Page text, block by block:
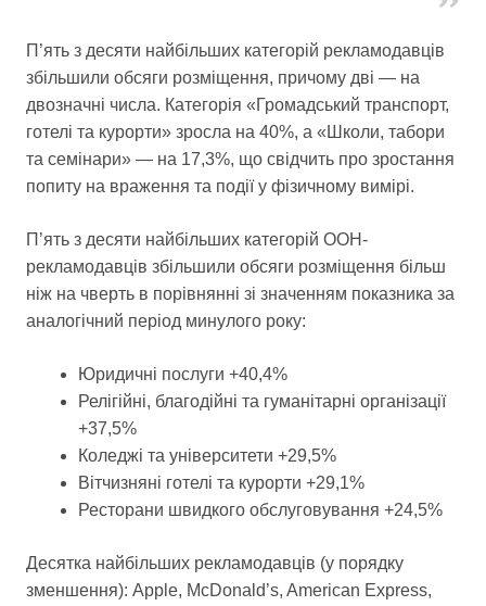
П’ять з десяти найбільших категорій рекламодавців
збільшили обсяги розміщення, причому дві — на
двозначні числа. Категорія «Громадський транспорт,
готелі та курорти» зросла на 40%, а «Школи, табори
та семінари» — на 17,3%, що свідчить про зростання
попиту на враження та події у фізичному вимірі.
П’ять з десяти найбільших категорій OOH-
рекламодавців збільшили обсяги розміщення більш
ніж на чверть в порівнянні зі значенням показника за
аналогічний період минулого року:
Юридичні послуги +40,4%
Релігійні, благодійні та гуманітарні організації
+37,5%
Коледжі та університети +29,5%
Вітчизняні готелі та курорти +29,1%
Ресторани швидкого обслуговування +24,5%
Десятка найбільших рекламодавців (у порядку
зменшення): Apple, McDonald’s, American Express,